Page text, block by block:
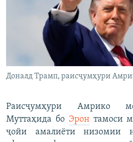
Доналд Трамп, раисҷумҳури
Раисҷумҳури Амрико
Муттаҳида бо Эронтамоси
ҷойи амалиёти низомии